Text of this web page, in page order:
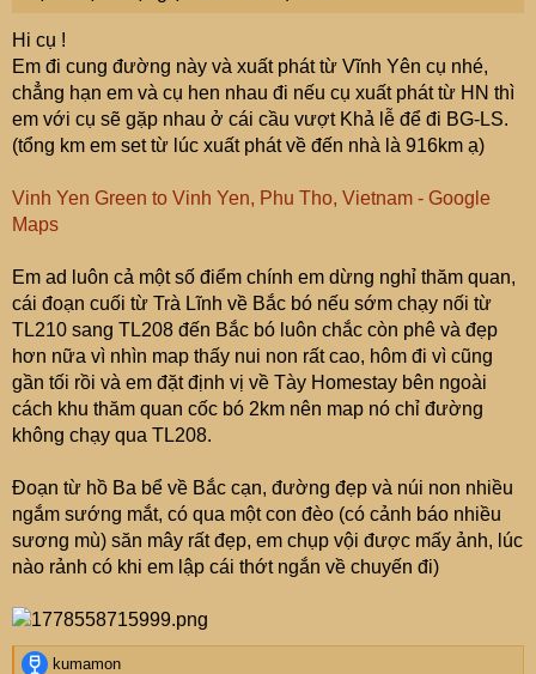
cối tự nhiên lâu năm được bảo tồn khá tốt.. Đường từ
Lạng Sơn đi CB nhiều chỗ đẹp, cung đường từ Trùng
Khánh qua Trà lĩnh sang Bắc bó 130km cũng rất đẹp, hay
từ Cao bằng về Bắc cạn có đoạn theo đường TS đường
xá khung cảnh cũng đẹp núi non hùng vĩ.. Chưa nói đến
Đúng là đi để khám phá, để biết thêm các vùng đất khác
chắc đã được như kỳ vọng.
Hi cụ !
Em đi cung đường này và xuất phát từ Vĩnh Yên cụ nhé,
chẳng hạn em và cụ hen nhau đi nếu cụ xuất phát từ HN thì
em với cụ sẽ gặp nhau ở cái cầu vượt Khả lễ để đi BG-LS.
(tổng km em set từ lúc xuất phát về đến nhà là 916km ạ)
Vinh Yen Green to Vinh Yen, Phu Tho, Vietnam - Google
Maps
Em ad luôn cả một số điểm chính em dừng nghỉ thăm quan,
cái đoạn cuối từ Trà Lĩnh về Bắc bó nếu sớm chạy nối từ
TL210 sang TL208 đến Bắc bó luôn chắc còn phê và đẹp
hơn nữa vì nhìn map thấy nui non rất cao, hôm đi vì cũng
gần tối rồi và em đặt định vị về Tày Homestay bên ngoài
cách khu thăm quan cốc bó 2km nên map nó chỉ đường
không chạy qua TL208.
Đoạn từ hồ Ba bể về Bắc cạn, đường đẹp và núi non nhiều
ngắm sướng mắt, có qua một con đèo (có cảnh báo nhiều
sương mù) săn mây rất đẹp, em chụp vội được mấy ảnh, lúc
nào rảnh có khi em lập cái thớt ngắn về chuyến đi)
Rkumamon